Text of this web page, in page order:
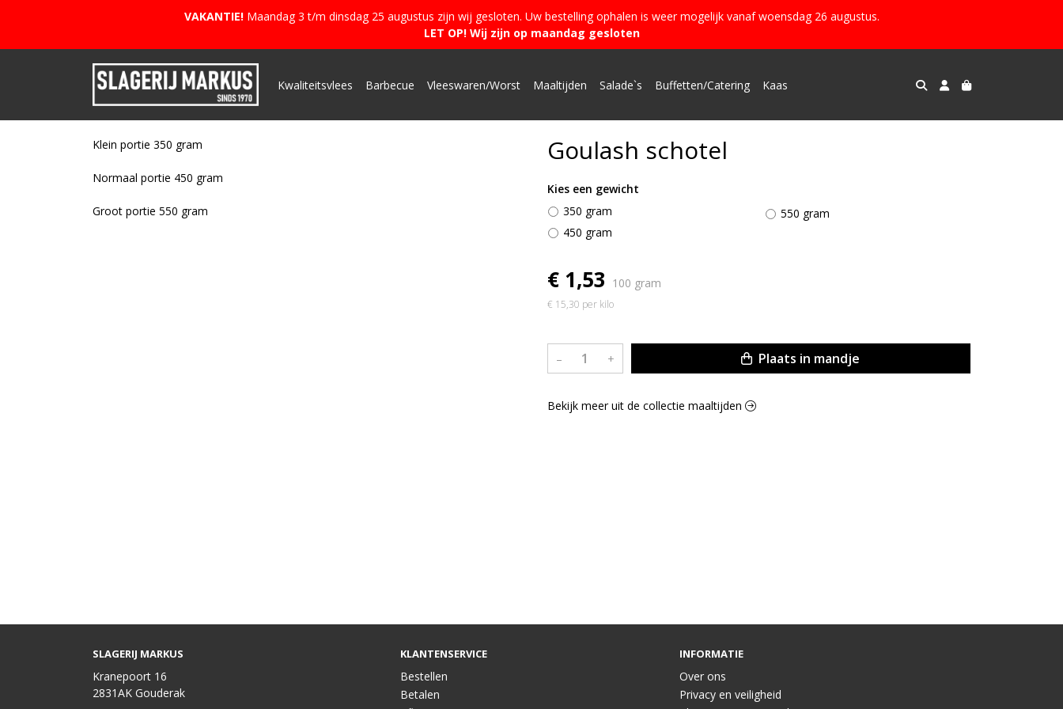
VAKANTIE!Maandag 3 t/m dinsdag 25 augustus zijn wij gesloten. Uw bestelling ophalen is weer mogelijk vanaf woensdag 26 augustus.
LET OP! Wij zijn op maandag gesloten
Kwaliteitsvlees Barbecue Vleeswaren/Worst Maaltijden Salade`s Buffetten/Catering Kaas
Klein portie 350 gram
Normaal portie 450 gram
Groot portie 550 gram
Goulash schotel
Kies een gewicht
350 gram
450 gram
550 gram
€ 1,53 100 gram
€ 15,30 per kilo
– + Plaats in mandje
Bekijk meer uit de collectie maaltijden
SLAGERIJ MARKUS
Kranepoort 16
2831AK Gouderak
KLANTENSERVICE
Bestellen
Betalen
INFORMATIE
Over ons
Privacy en veiligheid